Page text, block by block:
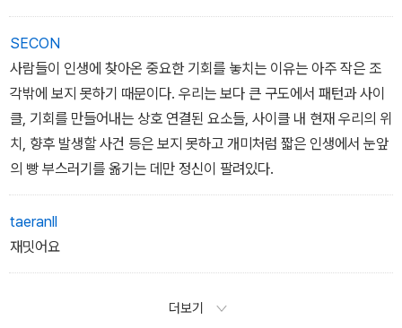
SECON
사람들이 인생에 찾아온 중요한 기회를 놓치는 이유는 아주 작은 조
각밖에 보지 못하기 때문이다. 우리는 보다 큰 구도에서 패턴과 사이
클, 기회를 만들어내는 상호 연결된 요소들, 사이클 내 현재 우리의 위
치, 향후 발생할 사건 등은 보지 못하고 개미처럼 짧은 인생에서 눈앞
의 빵 부스러기를 옮기는 데만 정신이 팔려있다.
taeranll
재밋어요
더보기